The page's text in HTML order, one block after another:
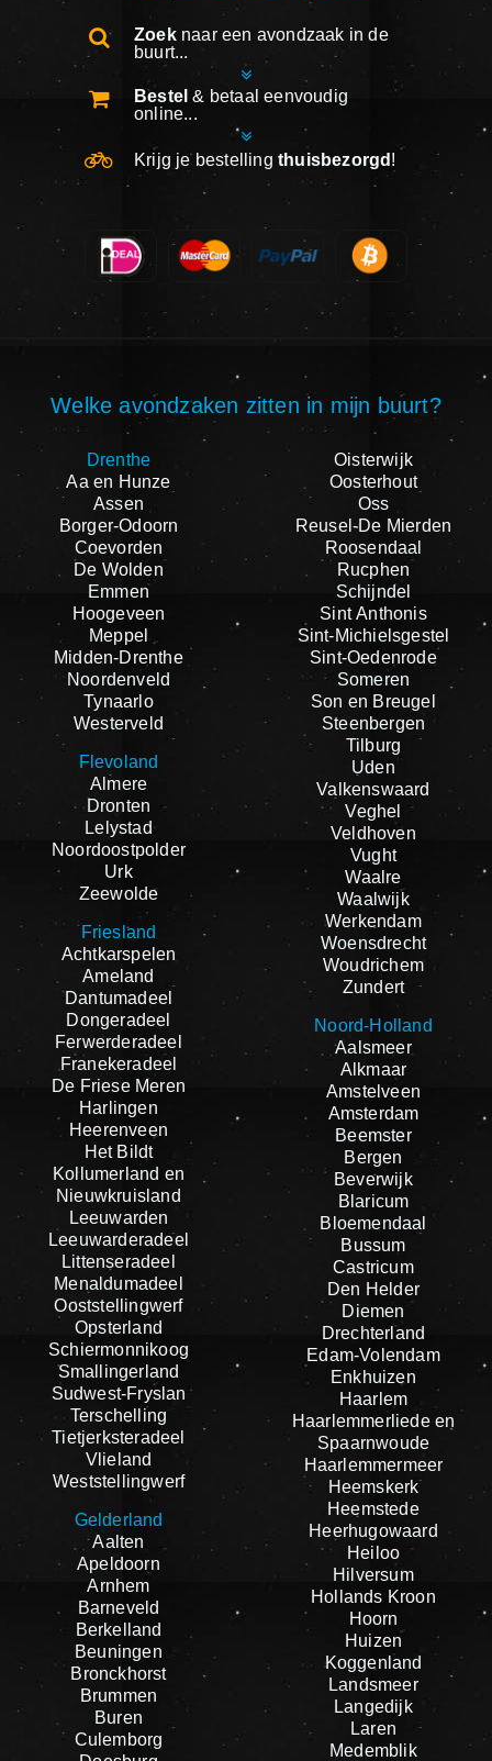
Zoeknaar een avondzaak in de
buurt...
Bestel & betaal eenvoudig
online...
Krijg je bestelling thuisbezorgd !
Welke avondzaken zitten in mijn buurt?
Drenthe
Aa en Hunze
Assen
Borger-Odoorn
Coevorden
De Wolden
Emmen
Hoogeveen
Meppel
Midden-Drenthe
Noordenveld
Tynaarlo
Westerveld
Flevoland
Almere
Dronten
Lelystad
Noordoostpolder
Urk
Zeewolde
Friesland
Achtkarspelen
Ameland
Dantumadeel
Dongeradeel
Ferwerderadeel
Franekeradeel
De Friese Meren
Harlingen
Heerenveen
Het Bildt
Kollumerland en
Nieuwkruisland
Leeuwarden
Leeuwarderadeel
Littenseradeel
Menaldumadeel
Ooststellingwerf
Opsterland
Schiermonnikoog
Smallingerland
Sudwest-Fryslan
Terschelling
Tietjerksteradeel
Vlieland
Weststellingwerf
Gelderland
Aalten
Apeldoorn
Arnhem
Barneveld
Berkelland
Beuningen
Bronckhorst
Brummen
Buren
Culemborg
Oisterwijk
Oosterhout
Oss
Reusel-De Mierden
Roosendaal
Rucphen
Schijndel
Sint Anthonis
Sint-Michielsgestel
Sint-Oedenrode
Someren
Son en Breugel
Steenbergen
Tilburg
Uden
Valkenswaard
Veghel
Veldhoven
Vught
Waalre
Waalwijk
Werkendam
Woensdrecht
Woudrichem
Zundert
Noord-Holland
Aalsmeer
Alkmaar
Amstelveen
Amsterdam
Beemster
Bergen
Beverwijk
Blaricum
Bloemendaal
Bussum
Castricum
Den Helder
Diemen
Drechterland
Edam-Volendam
Enkhuizen
Haarlem
Haarlemmerliede en
Spaarnwoude
Haarlemmermeer
Heemskerk
Heemstede
Heerhugowaard
Heiloo
Hilversum
Hollands Kroon
Hoorn
Huizen
Koggenland
Landsmeer
Langedijk
Laren
Medemblik